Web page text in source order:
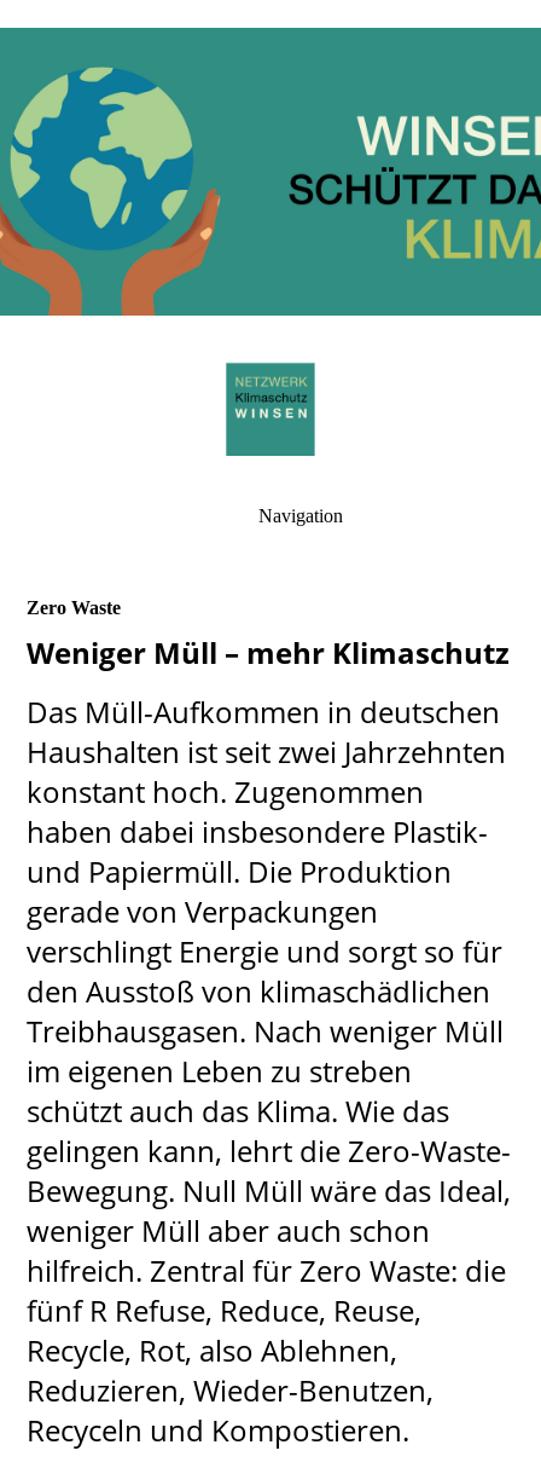
Navigation
Zero Waste
Weniger Müll – mehr Klimaschutz
Das Müll-Aufkommen in deutschen
Haushalten ist seit zwei Jahrzehnten
konstant hoch. Zugenommen
haben dabei insbesondere Plastik-
und Papiermüll. Die Produktion
gerade von Verpackungen
verschlingt Energie und sorgt so für
den Ausstoß von klimaschädlichen
Treibhausgasen. Nach weniger Müll
im eigenen Leben zu streben
schützt auch das Klima. Wie das
gelingen kann, lehrt die Zero-Waste-
Bewegung. Null Müll wäre das Ideal,
weniger Müll aber auch schon
hilfreich. Zentral für Zero Waste: die
fünf R Refuse, Reduce, Reuse,
Recycle, Rot, also Ablehnen,
Reduzieren, Wieder-Benutzen,
Recyceln und Kompostieren.